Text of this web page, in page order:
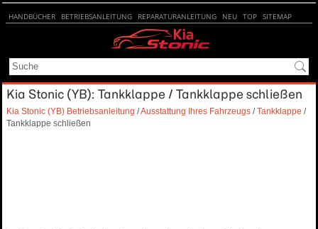
HANDBÜCHER BETRIEBSANLEITUNG REPARATURANLEITUNG NEU TOP SITEMAP
Kia Stonic (YB): Tankklappe / Tankklappe schließen
Kia Stonic (YB) Betriebsanleitung /Ausstattung Ihres Fahrzeugs /Tankklappe /
Tankklappe schließen